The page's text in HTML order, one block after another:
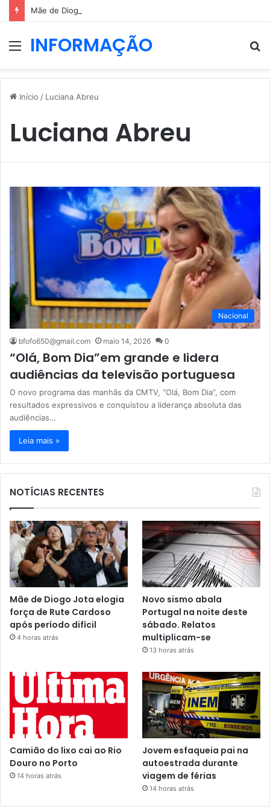
MenuINFORMAÇÃO
Início / Luciana Abreu
Luciana Abreu
Nacional
bfofo650@gmail.com maio 14, 2026 0
“Olá, Bom Dia”em grande e lidera
audiências da televisão portuguesa
O novo programa das manhãs da CMTV, “Olá, Bom Dia”, com
resultados expressivos e conquistou a liderança absoluta das
audiências…
Leia mais »
NOTÍCIAS RECENTES
Mãe de Diogo Jota elogia
força de Rute Cardoso
após período difícil
4 horas atrás
Novo sismo abala
Portugal na noite deste
sábado. Relatos
multiplicam-se
13 horas atrás
Camião do lixo cai ao Rio
Douro no Porto
14 horas atrás
Jovem esfaqueia pai na
autoestrada durante
viagem de férias
14 horas atrás